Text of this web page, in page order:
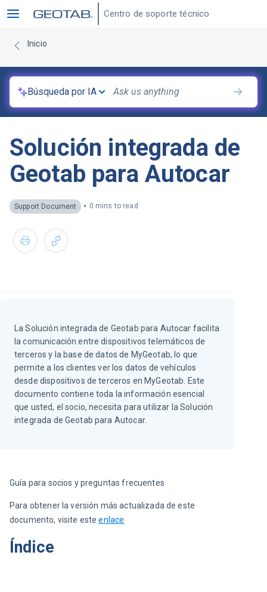
Centro de soporte técnico
Inicio
Búsqueda por IA
Solución integrada de
Geotab para Autocar
Support Document • 0 mins to read
La Solución integrada de Geotab para Autocar facilita
la comunicación entre dispositivos telemáticos de
terceros y la base de datos de MyGeotab, lo que
permite a los clientes ver los datos de vehículos
desde dispositivos de terceros en MyGeotab. Este
documento contiene toda la información esencial
que usted, el socio, necesita para utilizar la Solución
integrada de Geotab para Autocar.
Guía para socios y preguntas frecuentes
Para obtener la versión más actualizada de este
documento, visite este enlace
Índice